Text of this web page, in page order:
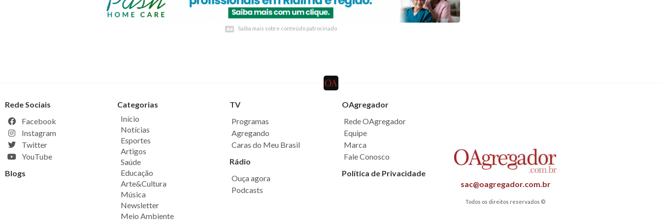
Saiba mais sobre conteúdo patrocinado
Saiba mais sobre conteúdo patrocinado
Rede Sociais
Facebook
Instagram
Twitter
YouTube
Blogs
Categorias
Início
Notícias
Esportes
Artigos
Saúde
Educação
Arte&Cultura
Música
Newsletter
Meio Ambiente
TV
Programas
Agregando
Caras do Meu Brasil
Rádio
Ouça agora
Podcasts
OAgregador
Rede OAgregador
Equipe
Marca
Fale Conosco
Política de Privacidade
sac@oagregador.com.br
Todos os direitos reservados ©